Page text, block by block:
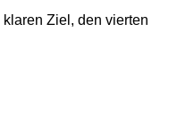
Ziel, den vierten